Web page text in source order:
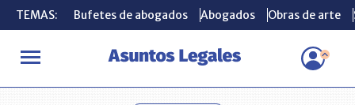
TEMAS: Bufetes de abogados Abogados Obras de arte
INICIO ANÁLISIS MARCELA PALACIO BOTERO Los
TEMAS: Bufetes de abogados Abogados Obras de arte